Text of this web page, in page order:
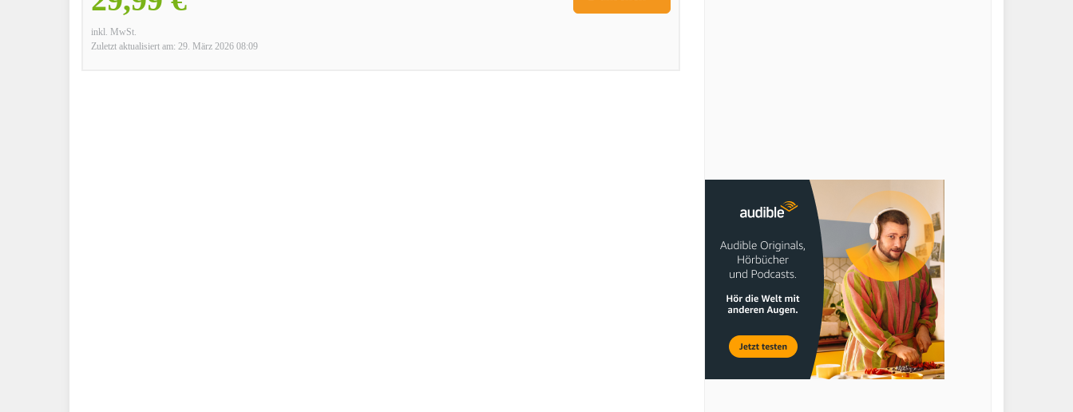
inkl. MwSt.
Zuletzt aktualisiert am: 29. März 2026 08:09